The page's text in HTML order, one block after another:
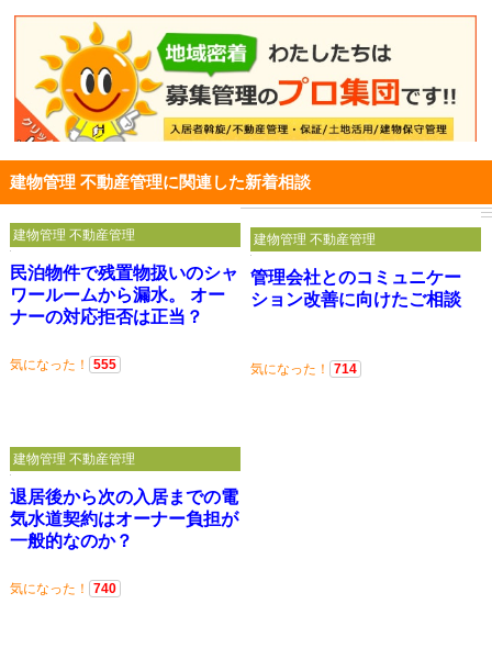
建物管理 不動産管理に関連した新着相談
民泊物件で残置物扱いのシャ
ワールームから漏水。 オー
ナーの対応拒否は正当？
気になった！ 555
建物管理 不動産管理
管理会社とのコミュニケー
ション改善に向けたご相談
気になった！ 714
建物管理 不動産管理
退居後から次の入居までの電
気水道契約はオーナー負担が
一般的なのか？
気になった！ 740
建物管理 不動産管理